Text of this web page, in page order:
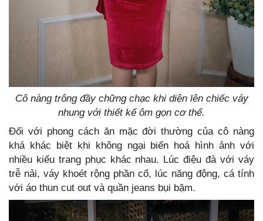
Cô nàng trông đầy chững chạc khi diện lên chiếc váy
nhung với thiết kế ôm gọn cơ thể.
Đối với phong cách ăn mặc đời thường của cô nàng
khá khác biệt khi không ngại biến hoá hình ảnh với
nhiều kiểu trang phục khác nhau. Lúc điệu đà với váy
trễ nải, váy khoét rộng phần cổ, lúc năng động, cá tính
với áo thun cut out và quần jeans bụi bặm.